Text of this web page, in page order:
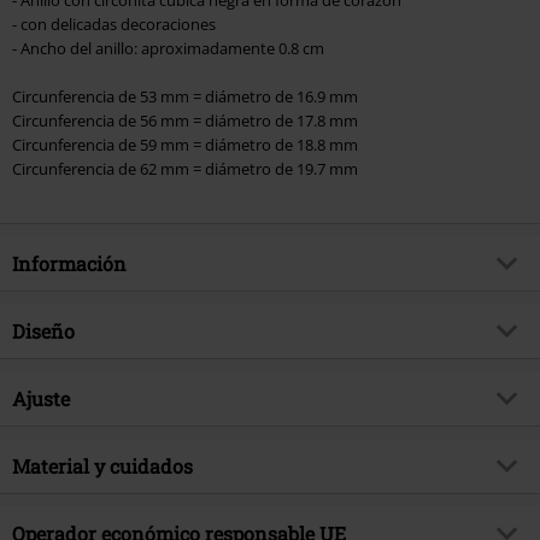
- con delicadas decoraciones
- Ancho del anillo: aproximadamente 0.8 cm
Circunferencia de 53 mm = diámetro de 16.9 mm
Circunferencia de 56 mm = diámetro de 17.8 mm
Circunferencia de 59 mm = diámetro de 18.8 mm
Circunferencia de 62 mm = diámetro de 19.7 mm
Información
Artículo no.
Brand
Fecha de lanzamiento
Diseño
Tipo de producto
Ajuste
Parte del cuerpo
Material y cuidados
Material Externo acero inoxidable
Operador económico responsable UE